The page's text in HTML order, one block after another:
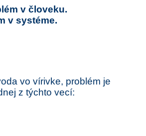
v človeku.
v systéme.
vo vírivke, problém je
z týchto vecí: